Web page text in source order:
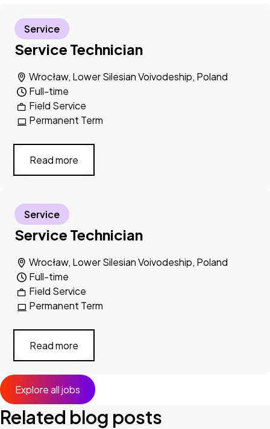
Service Technician
Wrocław, Lower Silesian Voivodeship, Poland
Field Service
Full-time
Permanent Term
Service
Read more
Service Technician
Wrocław, Lower Silesian Voivodeship, Poland
Field Service
Full-time
Permanent Term
Service
Read more
Explore all jobs
Related blog posts